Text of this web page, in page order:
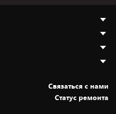
Cвязаться с нами
Статус ремонта